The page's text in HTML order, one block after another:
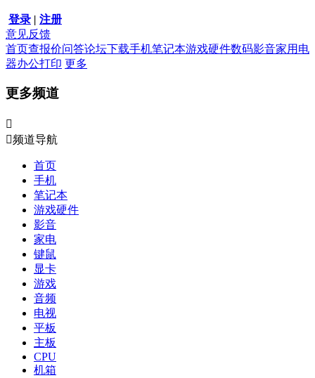
登录 | 注册
意见反馈
首页查报价问答论坛下载手机笔记本游戏硬件数码影音家用电
器办公打印 更多
更多频道

频道导航
首页
手机
笔记本
游戏硬件
影音
家电
键鼠
显卡
游戏
音频
电视
平板
主板
CPU
机箱